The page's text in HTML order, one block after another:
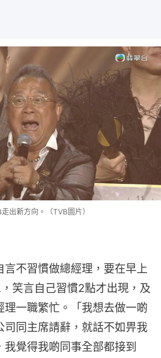
出新方向。（TVB圖片）
言不習慣做總經理，要在早上
笑言自己習慣2點才出現，及
一職繁忙。「我想去做一啲
司同主席請辭，就話不如畀我
覺得我啲同事全部都接到